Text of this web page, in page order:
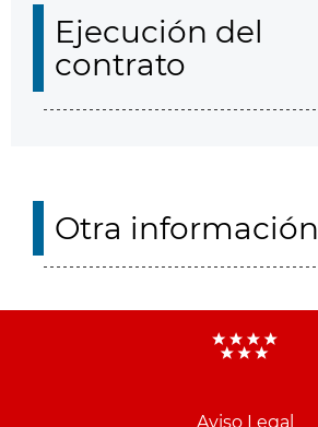
Ejecución del
contrato
Otra información
Aviso Legal